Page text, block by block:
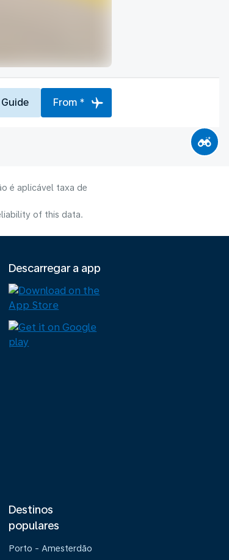
From *
é aplicável taxa de
of this data.
Descarregar a app
Destinos
populares
Porto - Amesterdão